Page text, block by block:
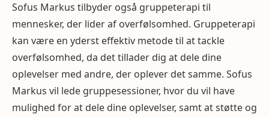
Sofus Markus tilbyder også gruppeterapi til
mennesker, der lider af overfølsomhed. Gruppeterapi
kan være en yderst effektiv metode til at tackle
overfølsomhed, da det tillader dig at dele dine
oplevelser med andre, der oplever det samme. Sofus
Markus vil lede gruppesessioner, hvor du vil have
mulighed for at dele dine oplevelser, samt at støtte og